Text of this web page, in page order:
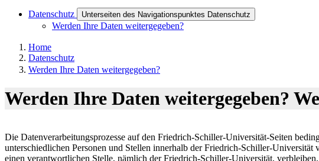
Datenschutz Unterseiten des Navigationspunktes Datenschutz
Werden Ihre Daten weitergegeben?
Home
Datenschutz
Werden Ihre Daten weitergegeben?
Werden Ihre Daten weitergegeben?
Die Datenverarbeitungsprozesse auf den Friedrich-Schiller-Universität-Seiten
unterschiedlichen Personen und Stellen innerhalb der Friedrich-Schiller-
einen verantwortlichen Stelle, nämlich der Friedrich-Schiller-Universität, verbleiben.